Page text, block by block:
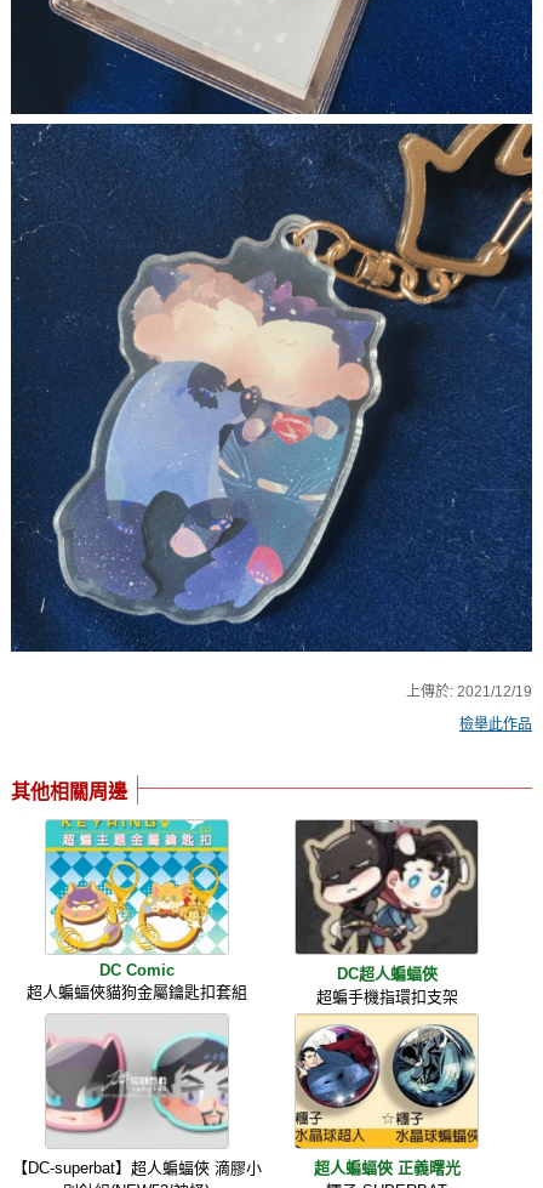
上傳於: 2021/12/19
檢舉此作品
其他相關周邊
DC Comic
超人蝙蝠俠貓狗金屬鑰匙扣套組
DC超人蝙蝠俠
超蝙手機指環扣支架
【DC-superbat】超人蝙蝠俠 滴膠小
超人蝙蝠俠 正義曙光